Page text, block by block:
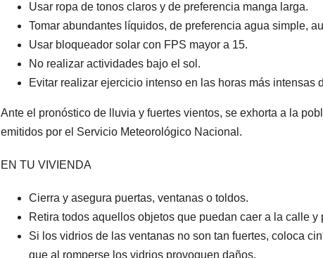
Usar ropa de tonos claros y de preferencia manga larga.
Tomar abundantes líquidos, de preferencia agua simple,
Usar bloqueador solar con FPS mayor a 15.
No realizar actividades bajo el sol.
Evitar realizar ejercicio intenso en las horas más intensas
Ante el pronóstico de lluvia y fuertes vientos, se exhorta a la
emitidos por el Servicio Meteorológico Nacional.
EN TU VIVIENDA
Cierra y asegura puertas, ventanas o toldos.
Retira todos aquellos objetos que puedan caer a la calle y
Si los vidrios de las ventanas no son tan fuertes, coloca
que al romperse los vidrios provoquen daños.